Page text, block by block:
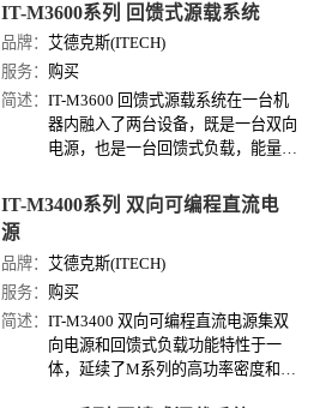
效率不但节省了电能消耗和散热成
本，同时不干扰电网运行。
IT-M3600系列 回馈式源载系统
品牌：艾德克斯(ITECH)
服务： 购买
简述：IT-M3600 回馈式源载系统在一台机
器内融入了两台设备，既是一台双向
电源，也是一台回馈式负载，能量双
能量回收功能可将吸收的直流电转化
IT-M3400系列 双向可编程直流电
源
品牌：艾德克斯(ITECH)
服务： 购买
简述：IT-M3400 双向可编程直流电源集双
向电源和回馈式负载功能特性于一
体，延续了M系列的高功率密度和模